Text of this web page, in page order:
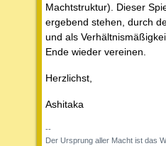
Machtstruktur). Dieser
ergebend stehen, durch
und als
Ende wieder vereinen.
Herzlichst,
Ashitaka
--
Der Ursprung aller Macht ist das